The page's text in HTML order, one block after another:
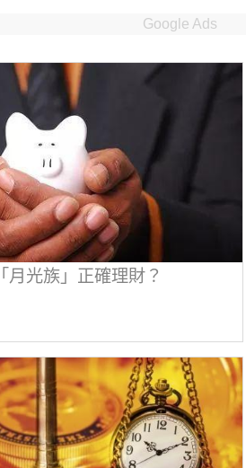
Google Ads
月光族」正確理財？